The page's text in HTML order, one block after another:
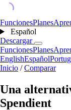
FuncionesPlanes
Español
Descargar
FuncionesPlanes
EnglishEspañol
Inicio / Comparar
Una
Spendient